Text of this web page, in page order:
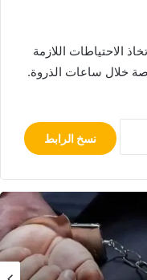
الاحتياطات اللازمة
خلال ساعات الذروة.
نسخ الرابط